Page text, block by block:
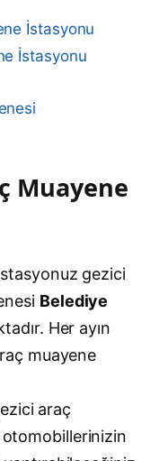
İstasyonu
İstasyonu
Muayene
gezici
Belediye
Her ayın
muayene
araç